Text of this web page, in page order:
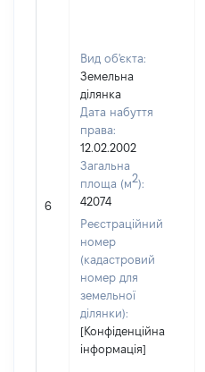
6
Вид об'єкта:
Земельна
ділянка
Дата набуття
права:
12.02.2002
Загальна
площа (м2):
42074
Реєстраційний
номер
(кадастровий
номер для
земельної
ділянки):
[Конфіденційна
інформація]